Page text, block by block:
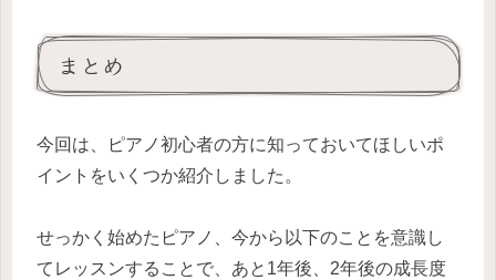
まとめ
今回は、ピアノ初心者の方に知っておいてほしいポ
イントをいくつか紹介しました。
せっかく始めたピアノ、今から以下のことを意識し
てレッスンすることで、あと1年後、2年後の成長度